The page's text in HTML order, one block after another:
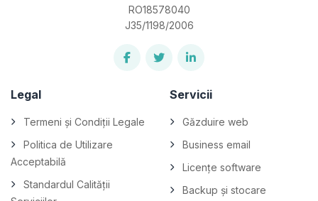
RO18578040
J35/1198/2006
Legal
Termeni și Condiții Legale
Politica de Utilizare
Acceptabilă
Standardul Calității
Servicii
Găzduire web
Business email
Licențe software
Backup și stocare